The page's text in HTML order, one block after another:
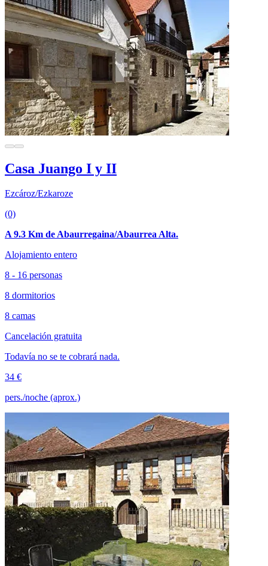
Casa Juango I y II
Ezcároz/Ezkaroze
(0)
A 9.3 Km de Abaurregaina/Abaurrea Alta.
Alojamiento entero
8 - 16 personas
8 dormitorios
8 camas
Cancelación gratuita
Todavía no se te cobrará nada.
34 €
pers./noche (aprox.)